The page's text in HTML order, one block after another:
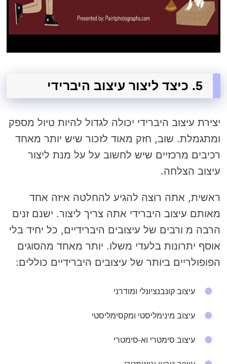
5. כיצד ליצור עיצוב היברידי
יצירת עיצוב היברידי יכולה לגדול להיות טיול מספק
ומתגמלת. שוב, חזק מאוד לזכור שיש יותר מאחד
רכיבים מרכזיים שיש לחשוב על על מנת ליצור
עיצוב הצלחה.
ראשית, אתה רוצה להגיע להחלטה איזה אחד
מאותם עיצוב היברידי אתה צריך ליצור. ישנם זנים
הרבה מ ורבים של עיצובים היברידיים, כל יחיד בלי
אוסף יתרונות בלעדי משלו. יותר מאחד מהסוגים
הפופולריים ביותר של עיצובים היברידיים כוללים:
עיצוב קונבנציונלי ומודרני
עיצוב מינימליסטי ומקסימליסטי
עיצוב סימטרי וא-סימטרי